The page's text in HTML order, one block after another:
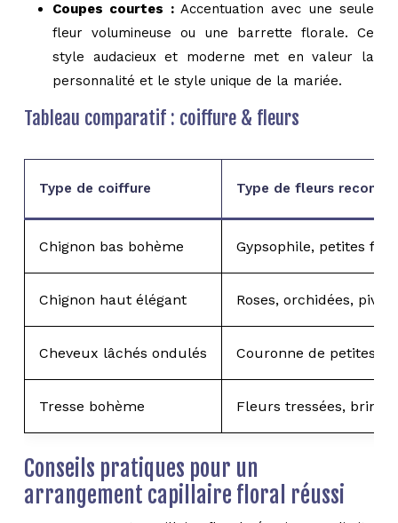
Coupes courtes : Accentuation avec une seule
fleur volumineuse ou une barrette florale. Ce
style audacieux et moderne met en valeur la
personnalité et le style unique de la mariée.
Tableau comparatif : coiffure & fleurs
Type de coiffure Type de fleurs
Chignon bas bohème Gypsophile, petites
Chignon haut élégant Roses, orchidées,
Cheveux lâchés ondulés Couronne de petites
Tresse bohème Fleurs tressées, brins
Conseils pratiques pour un
arrangement capillaire floral réussi